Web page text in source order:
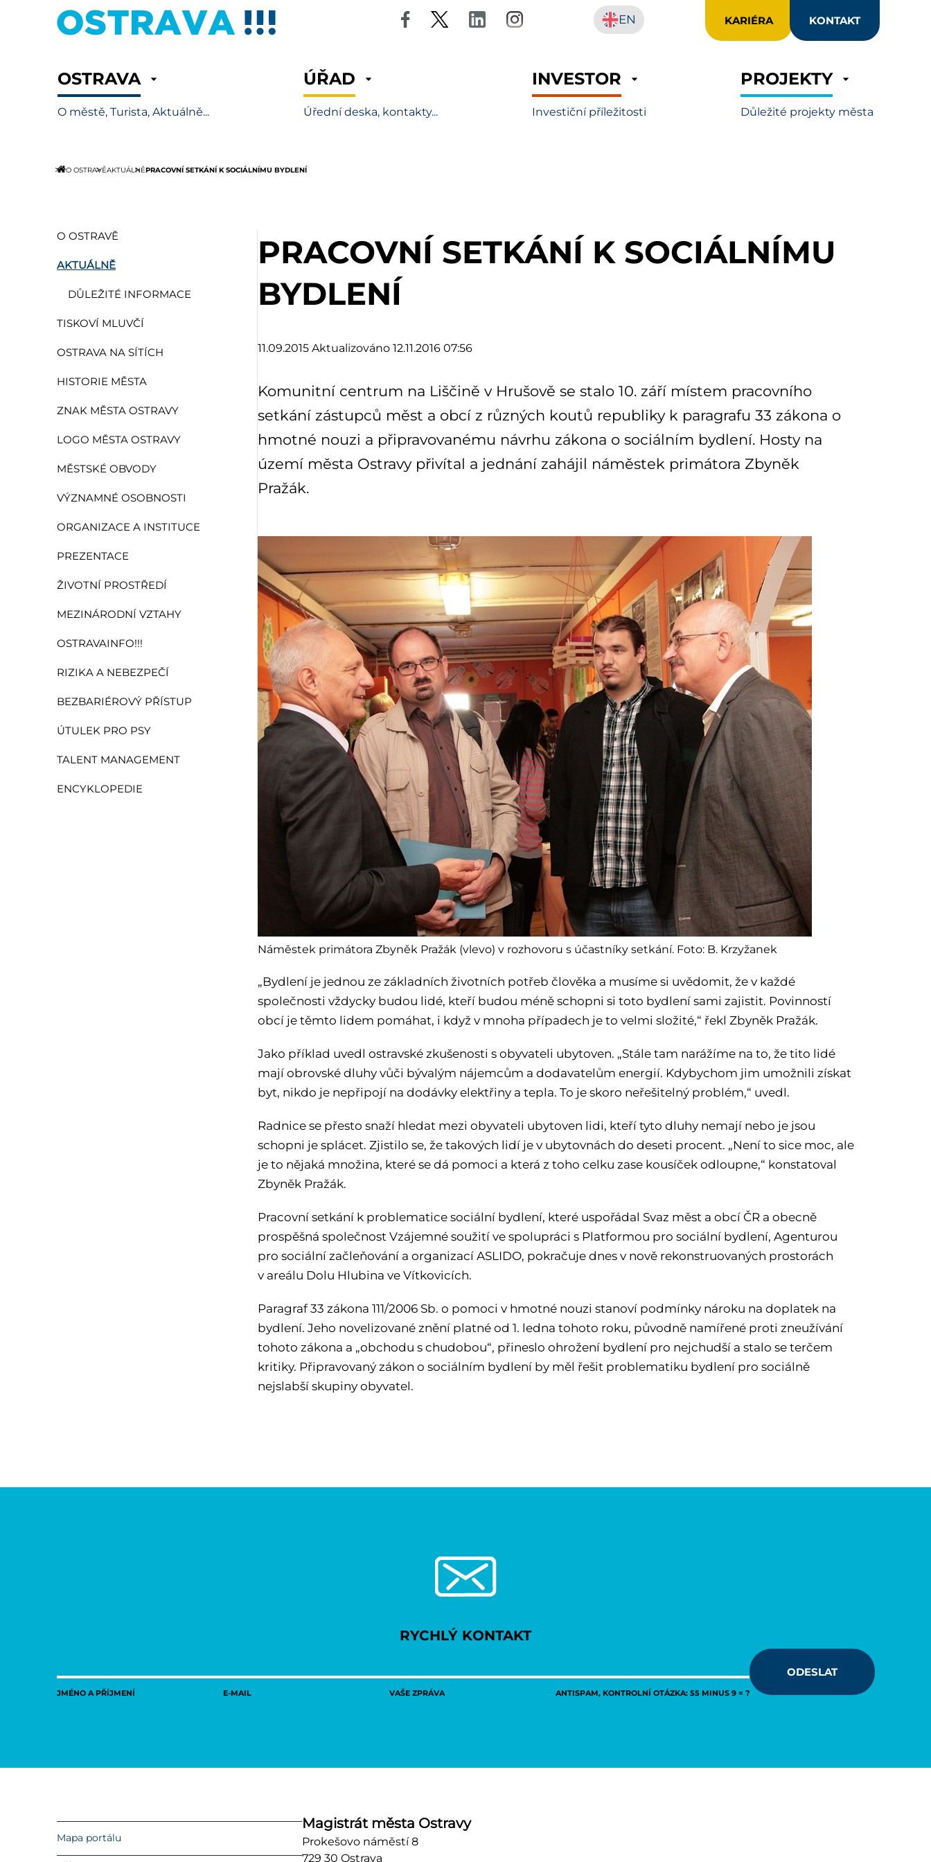
KARIÉRA KONTAKT
EN
OSTRAVA
O městě, Turista, Aktuálně...
ÚŘAD
Úřední deska, kontakty...
INVESTOR
Investiční příležitosti
PROJEKTY
Důležité projekty města
O OSTRAVĚAKTUÁLNĚPRACOVNÍ SETKÁNÍ K SOCIÁLNÍMU BYDLENÍ
O OSTRAVĚ
AKTUÁLNĚ
DŮLEŽITÉ INFORMACE
TISKOVÍ MLUVČÍ
OSTRAVA NA SÍTÍCH
HISTORIE MĚSTA
ZNAK MĚSTA OSTRAVY
LOGO MĚSTA OSTRAVY
MĚSTSKÉ OBVODY
VÝZNAMNÉ OSOBNOSTI
ORGANIZACE A INSTITUCE
PREZENTACE
ŽIVOTNÍ PROSTŘEDÍ
MEZINÁRODNÍ VZTAHY
OSTRAVAINFO!!!
RIZIKA A NEBEZPEČÍ
BEZBARIÉROVÝ PŘÍSTUP
ÚTULEK PRO PSY
TALENT MANAGEMENT
ENCYKLOPEDIE
PRACOVNÍ SETKÁNÍ K SOCIÁLNÍMU
BYDLENÍ
11.09.2015 Aktualizováno 12.11.2016 07:56
Komunitní centrum na Liščině v Hrušově se stalo 10. září místem pracovního
setkání zástupců měst a obcí z různých koutů republiky k paragrafu 33 zákona o
hmotné nouzi a připravovanému návrhu zákona o sociálním bydlení. Hosty na
území města Ostravy přivítal a jednání zahájil náměstek primátora Zbyněk
Pražák.
Náměstek primátora Zbyněk Pražák (vlevo) v rozhovoru s účastníky setkání. Foto: B. Krzyžanek
„Bydlení je jednou ze základních životních potřeb člověka a musíme si uvědomit, že v každé
společnosti vždycky budou lidé, kteří budou méně schopni si toto bydlení sami zajistit. Povinností
obcí je těmto lidem pomáhat, i když v mnoha případech je to velmi složité,“ řekl Zbyněk Pražák.
Jako příklad uvedl ostravské zkušenosti s obyvateli ubytoven. „Stále tam narážíme na to, že tito lidé
mají obrovské dluhy vůči bývalým nájemcům a dodavatelům energií. Kdybychom jim umožnili získat
byt, nikdo je nepřipojí na dodávky elektřiny a tepla. To je skoro neřešitelný problém,“ uvedl.
Radnice se přesto snaží hledat mezi obyvateli ubytoven lidi, kteří tyto dluhy nemají nebo je jsou
schopni je splácet. Zjistilo se, že takových lidí je v ubytovnách do deseti procent. „Není to sice moc, ale
je to nějaká množina, které se dá pomoci a která z toho celku zase kousíček odloupne,“ konstatoval
Zbyněk Pražák.
Pracovní setkání k problematice sociální bydlení, které uspořádal Svaz měst a obcí ČR a obecně
prospěšná společnost Vzájemné soužití ve spolupráci s Platformou pro sociální bydlení, Agenturou
pro sociální začleňování a organizací ASLIDO, pokračuje dnes v nově rekonstruovaných prostorách
v areálu Dolu Hlubina ve Vítkovicích.
Paragraf 33 zákona 111/2006 Sb. o pomoci v hmotné nouzi stanoví podmínky nároku na doplatek na
bydlení. Jeho novelizované znění platné od 1. ledna tohoto roku, původně namířené proti zneužívání
tohoto zákona a „obchodu s chudobou“, přineslo ohrožení bydlení pro nejchudší a stalo se terčem
kritiky. Připravovaný zákon o sociálním bydlení by měl řešit problematiku bydlení pro sociálně
nejslabší skupiny obyvatel.
RYCHLÝ KONTAKT
JMÉNO A PŘÍJMENÍ E-MAIL VAŠE ZPRÁVA ANTISPAM, KONTROLNÍ OTÁZKA: 55 MINUS 9 = ?
ODESLAT
Mapa portálu
Magistrát města Ostravy
Prokešovo náměstí 8
729 30 Ostrava